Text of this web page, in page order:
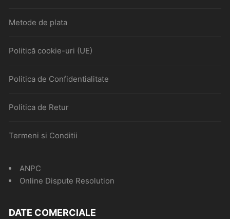
Metode de plata
Politică cookie-uri (UE)
Politica de Confidentialitate
Politica de Retur
Termeni si Conditii
ANPC
Online Dispute Resolution
DATE COMERCIALE